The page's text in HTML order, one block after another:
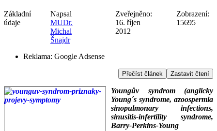
Základní
údaje
Napsal
MUDr.
Michal
Šnajdr
Zveřejněno:
16. říjen
2012
Zobrazení:
15695
Reklama: Google Adsense
Přečíst článek Zastavit čtení
Youngův syndrom (anglicky
Young´s syndrome, azoospermia
sinopulmonary infections,
sinusitis-infertility syndrome,
Barry-Perkins-Young